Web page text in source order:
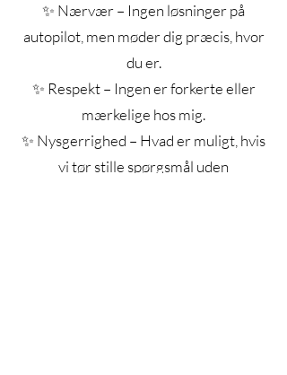
✨ Nærvær – Ingen løsninger på
autopilot, men møder dig præcis, hvor
du er.
✨ Respekt – Ingen er forkerte eller
mærkelige hos mig.
✨ Nysgerrighed – Hvad er muligt, hvis
vi tør stille spørgsmål uden